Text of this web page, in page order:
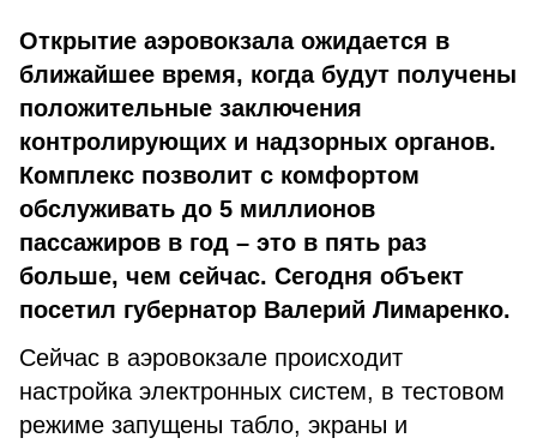
Открытие аэровокзала ожидается в
ближайшее время, когда будут получены
положительные заключения
контролирующих и надзорных органов.
Комплекс позволит с комфортом
обслуживать до 5 миллионов
пассажиров в год – это в пять раз
больше, чем сейчас. Сегодня объект
посетил губернатор Валерий Лимаренко.
Сейчас в аэровокзале происходит
настройка электронных систем, в тестовом
режиме запущены табло, экраны и